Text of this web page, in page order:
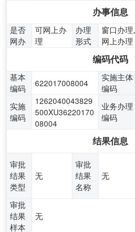
办事信息
是否
网办
可网上办
理
办理
形式
窗口办理,
网上办理
编码代码
基本
编码
622017008004
实施主体
编码
实施
编码
1262040043829
500XU36220170
08004
业务办理
编码
结果信息
审批
结果
类型
无
审批
结果
名称
无
审批
结果
样本
无